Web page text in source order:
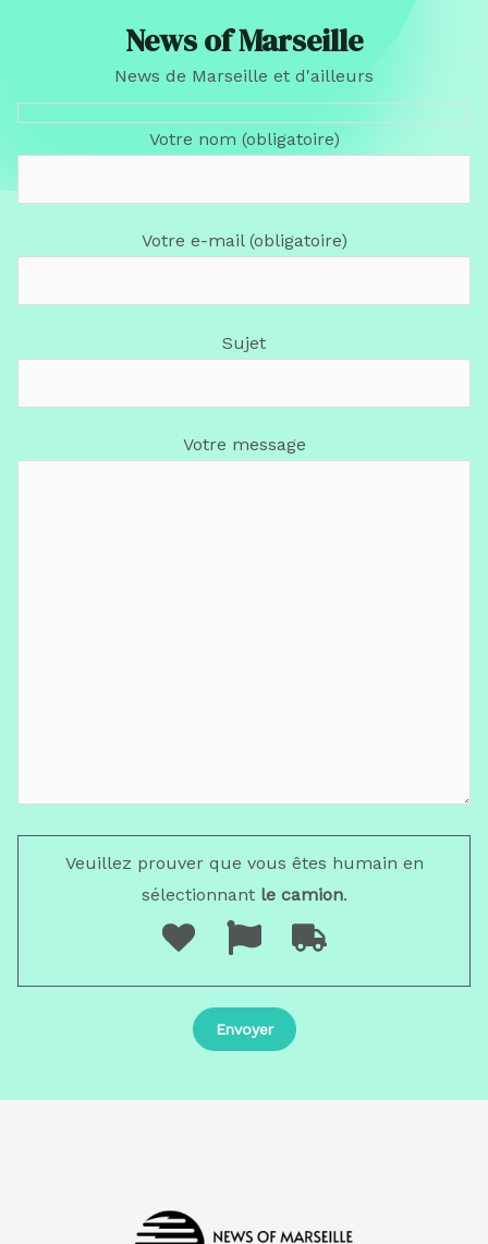
News of Marseille
News de Marseille et d'ailleurs
Votre nom (obligatoire)
Votre e-mail (obligatoire)
Sujet
Votre message
Veuillez prouver que vous êtes humain en
sélectionnantle camion.